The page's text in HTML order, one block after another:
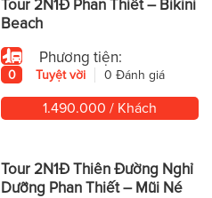
Tour 2N1Đ Phan Thiết – Bikini
Beach
Phương tiện:
0 Tuyệt vời 0 Đánh giá
1.490.000 / Khách
Tour 2N1Đ Thiên Đường Nghỉ
Dưỡng Phan Thiết – Mũi Né